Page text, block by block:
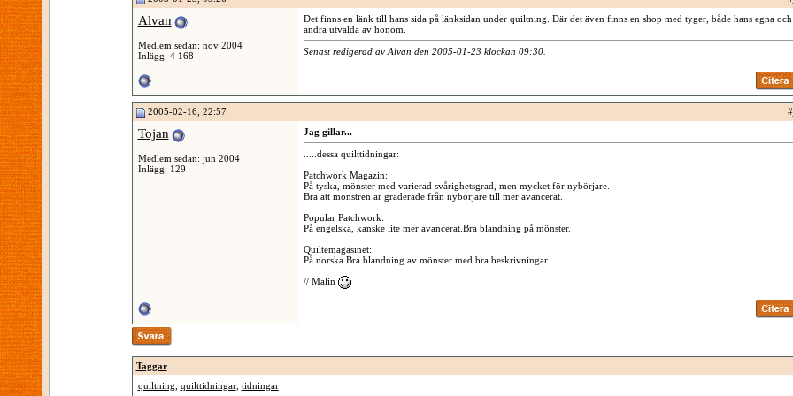
Alvan
Medlem sedan: nov 2004
Inlägg: 4 168
Det finns en länk till hans sida på länksidan under quiltning. Där det även finns en shop med tyger, både hans egna och
andra utvalda av honom.
Senast redigerad av Alvan den 2005-01-23 klockan 09:30.
2005-02-16, 22:57 #
Tojan
Medlem sedan: jun 2004
Inlägg: 129
Jag gillar...
.....dessa quilttidningar:
Patchwork Magazin:
På tyska, mönster med varierad svårighetsgrad, men mycket för nybörjare.
Bra att mönstren är graderade från nybörjare till mer avancerat.
Popular Patchwork:
På engelska, kanske lite mer avancerat.Bra blandning på mönster.
Quiltemagasinet:
På norska.Bra blandning av mönster med bra beskrivningar.
// Malin
Taggar
quiltning quilttidningar, tidningar